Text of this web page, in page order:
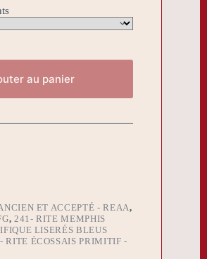
au panier
ET ACCEPTÉ - REAA,
, 241- RITE MEMPHIS
LISERÉS BLEUS
RITE ÉCOSSAIS PRIMITIF -